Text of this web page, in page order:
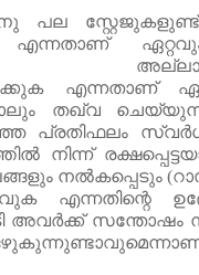
പല സ്റ്റേജുകളുണ്ട്
എന്നതാണ്
എന്നതാണ്
തഖ്വ
പ്രതിഫലം
നിന്ന്
നൽകപ്പെടും (
എന്നതിന്റെ
അവർക്ക് സന്തോഷം